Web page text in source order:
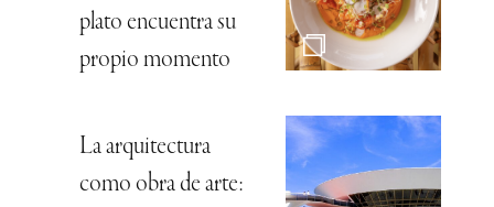
plato encuentra su
propio momento
La arquitectura
como obra de arte: